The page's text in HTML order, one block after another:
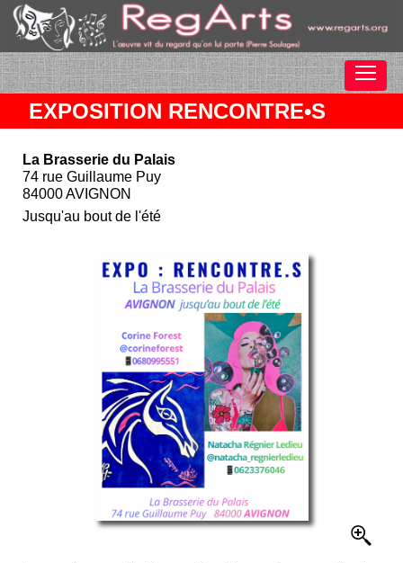
EXPOSITION RENCONTRE•S
La Brasserie du Palais
74 rue Guillaume Puy
84000 AVIGNON
Jusqu'au bout de l'été